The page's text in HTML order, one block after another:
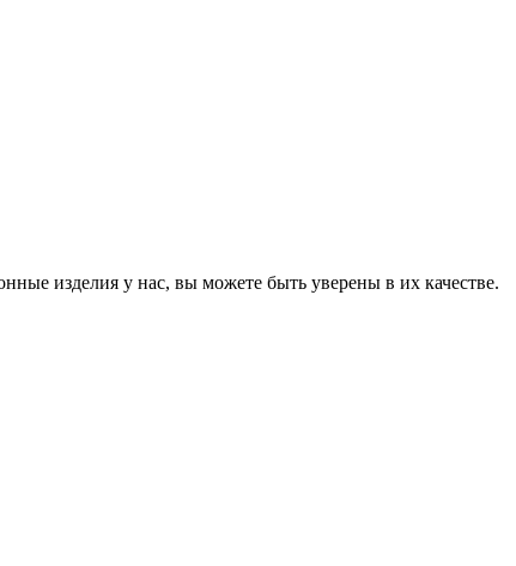
изделия у нас, вы можете быть уверены в их качестве.